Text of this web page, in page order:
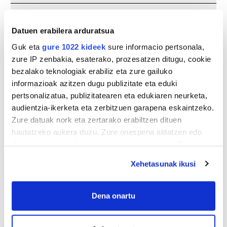
Datuen erabilera arduratsua
Guk eta gure 1022 kideek sure informacio pertsonala,
zure IP zenbakia, esaterako, prozesatzen ditugu, cookie
bezalako teknologiak erabiliz eta zure gailuko
informazioak azitzen dugu publizitate eta eduki
pertsonalizatua, publizitatearen eta edukiaren neurketa,
audientzia-ikerketa eta zerbitzuen garapena eskaintzeko.
Zure datuak nork eta zertarako erabiltzen dituen
hautatzeko aukera duzu. Zure onespena aldatzen edo
If you allow, we would also like to:
Collect information about your geographical
meters
Xehetasunak ikusi
Dena onartu